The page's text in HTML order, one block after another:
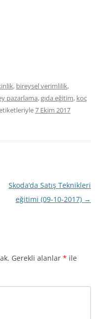
, bireysel verimlilik,
pazarlama,gıda eğitim, koç
7 Ekim 2017
Skoda’da Satış Teknikleri
eğitimi (09-10-2017) →
Gerekli alanlar * ile